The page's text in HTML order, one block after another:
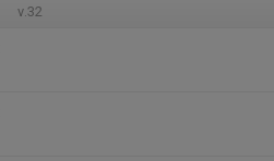
v.32